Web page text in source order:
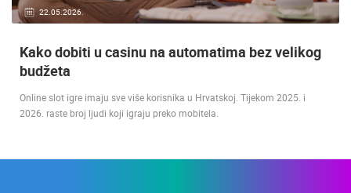
22.05.2026.
Kako dobiti u casinu na automatima bez velikog
budžeta
Online slot igre imaju sve više korisnika u Hrvatskoj. Tijekom 2025. i
2026. raste broj ljudi koji igraju preko mobitela.